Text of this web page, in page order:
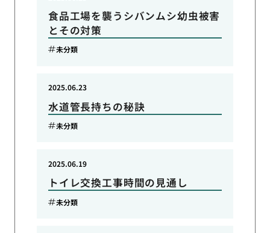
食品工場を襲うシバンムシ幼虫被害
とその対策
未分類
水道管長持ちの秘訣
2025.06.23
未分類
トイレ交換工事時間の見通し
2025.06.19
未分類